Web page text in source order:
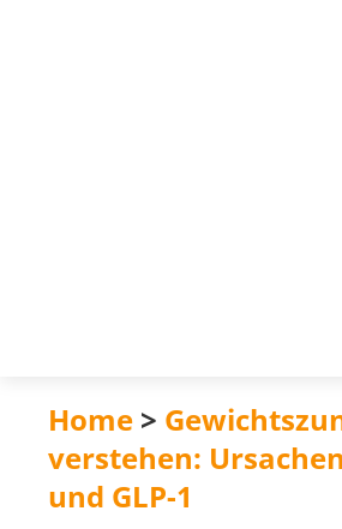
Home >
verstehen:
und GLP-1